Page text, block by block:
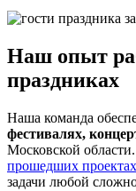
Наш опыт
праздниках
Наша команда
фестивалях,
Московской
прошедших проектах
задачи любой